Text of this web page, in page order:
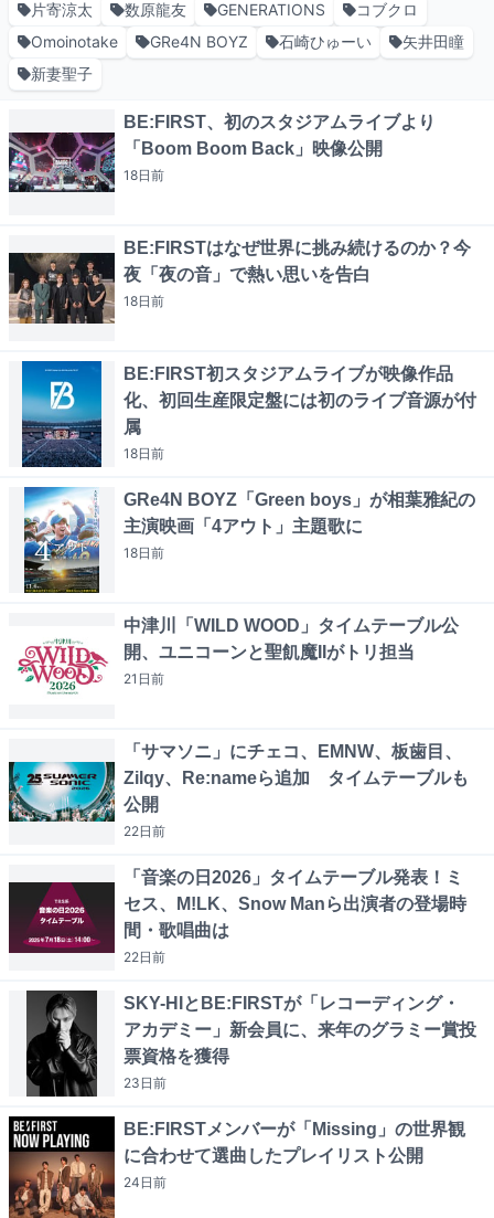
片寄涼太
数原龍友 GENERATIONS
コブクロ
Omoinotake
GRe4N BOYZ 石崎ひゅーい
矢井田瞳
新妻聖子
BE:FIRST、初のスタジアムライブより
「Boom Boom Back」映像公開
18日前
BE:FIRSTはなぜ世界に挑み続けるのか？今
夜「夜の音」で熱い思いを告白
18日前
BE:FIRST初スタジアムライブが映像作品
化、初回生産限定盤には初のライブ音源が付
属
18日前
GRe4N BOYZ「Green boys」が相葉雅紀の
主演映画「4アウト」主題歌に
18日前
中津川「WILD WOOD」タイムテーブル公
開、ユニコーンと聖飢魔IIがトリ担当
21日前
「サマソニ」にチェコ、EMNW、板歯目、
Zilqy、Re:nameら追加 タイムテーブルも
公開
22日前
「音楽の日2026」タイムテーブル発表！ミ
セス、M!LK、Snow Manら出演者の登場時
間・歌唱曲は
22日前
SKY-HIとBE:FIRSTが「レコーディング・
アカデミー」新会員に、来年のグラミー賞投
票資格を獲得
23日前
BE:FIRSTメンバーが「Missing」の世界観
に合わせて選曲したプレイリスト公開
24日前